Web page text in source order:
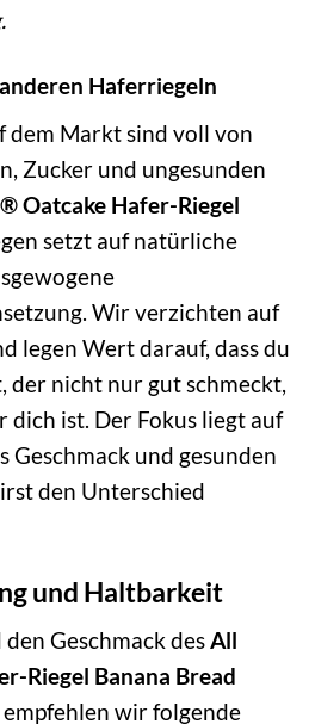
Haferriegeln
dem Markt sind voll von
Zucker und ungesunden
Oatcake Hafer-Riegel
setzt auf natürliche
Wir verzichten auf
legen Wert darauf, dass du
der nicht nur gut schmeckt,
dich ist. Der Fokus liegt auf
Geschmack und gesunden
den Unterschied
und Haltbarkeit
Geschmack desAll
Riegel Banana Bread
wir folgende